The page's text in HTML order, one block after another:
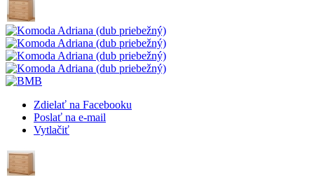
Zdielať na Facebooku
Poslať na e-mail
Vytlačiť